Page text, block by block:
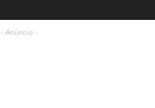
- Anúncio -